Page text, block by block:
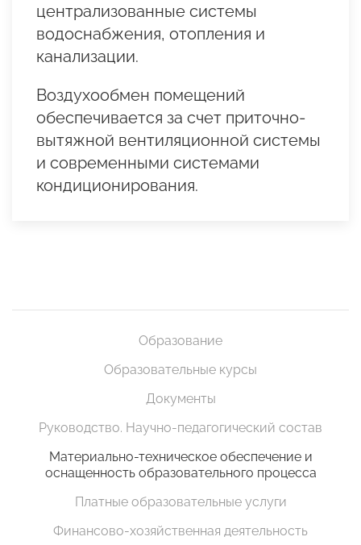
централизованные системы
водоснабжения, отопления и
канализации.
Воздухообмен помещений
обеспечивается за счет приточно-
вытяжной вентиляционной системы
и современными системами
кондиционирования.
Образование
Образовательные курсы
Документы
Руководство. Научно-педагогический состав
Материально-техническое обеспечение и
оснащенность образовательного процесса
Платные образовательные услуги
Финансово-хозяйственная деятельность